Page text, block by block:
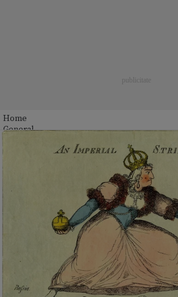
Home
General